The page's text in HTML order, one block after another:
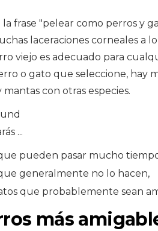
frase "pelear como perros y
laceraciones corneales a
viejo es adecuado para
o gato que seleccione, hay
con otras especies.
...
pueden pasar mucho
generalmente no lo hacen,
que probablemente sean
más